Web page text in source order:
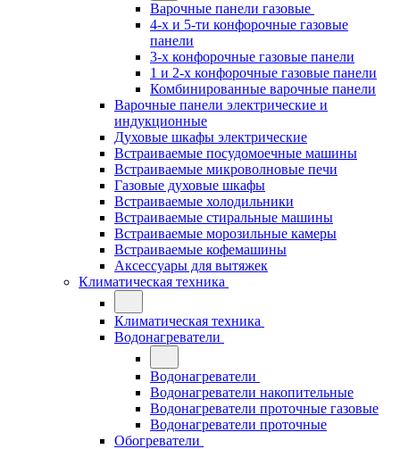
Варочные панели газовые
4-х и 5-ти конфорочные газовые
панели
3-х конфорочные газовые панели
1 и 2-х конфорочные газовые панели
Комбинированные варочные панели
Варочные панели электрические и
индукционные
Духовые шкафы электрические
Встраиваемые посудомоечные машины
Встраиваемые микроволновые печи
Газовые духовые шкафы
Встраиваемые холодильники
Встраиваемые стиральные машины
Встраиваемые морозильные камеры
Встраиваемые кофемашины
Аксессуары для вытяжек
Климатическая техника
Климатическая техника
Водонагреватели
Водонагреватели
Водонагреватели накопительные
Водонагреватели проточные газовые
Водонагреватели проточные
Обогреватели